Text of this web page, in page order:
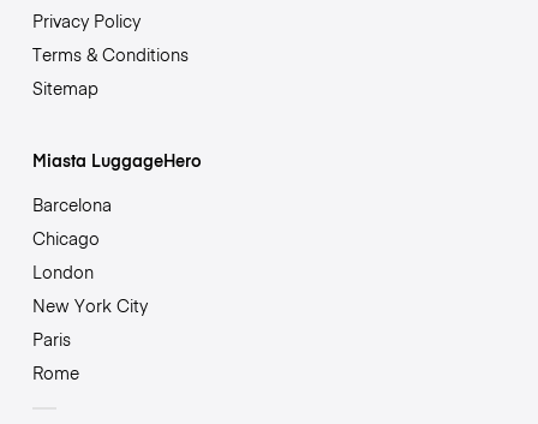
Privacy Policy
Terms & Conditions
Sitemap
Miasta LuggageHero
Barcelona
Chicago
London
New York City
Paris
Rome